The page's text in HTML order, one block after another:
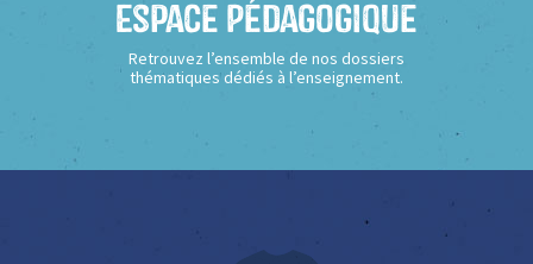
Espace Pédagogique
Retrouvez l’ensemble de nos dossiers
thématiques dédiés à l’enseignement.